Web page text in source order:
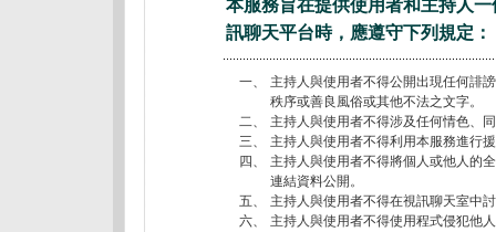
本服務旨在提供使用者和主持人
訊聊天平台時，應遵守下列規定：
一、
主持人與使用者不得公開出現任何誹
秩序或善良風俗或其他不法之文字。
二、
主持人與使用者不得涉及任何情色、
三、
主持人與使用者不得利用本服務進行
四、
主持人與使用者不得將個人或他人的
連結資料公開。
五、
主持人與使用者不得在視訊聊天室中
六、
主持人與使用者不得使用程式侵犯他